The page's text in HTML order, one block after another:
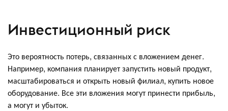
Инвестиционный риск
Это вероятность потерь, связанных с вложением денег.
Например, компания планирует запустить новый продукт,
масштабироваться и открыть новый филиал, купить новое
оборудование. Все эти вложения могут принести прибыль,
а могут и убыток.